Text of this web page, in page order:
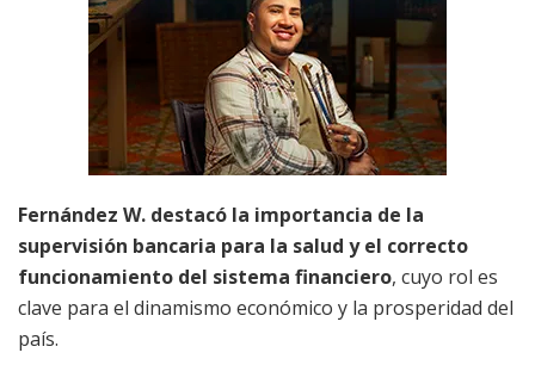
Fernández W. destacó la importancia de la
supervisión bancaria para la salud y el correcto
funcionamiento del sistema financiero, cuyo rol es
clave para el dinamismo económico y la prosperidad del
país.